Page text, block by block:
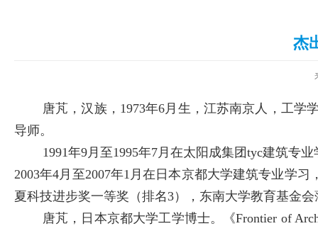
杰
唐芃，汉族，1973年6月生，江苏南京人，工
导师。
1991年9月至1995年7月在太阳成集团tyc建筑专
2003年4月至2007年1月在日本京都大学建筑专业学
夏科技进步奖一等奖（排名3），东南大学教育基金
唐芃，日本京都大学工学博士。《Frontier of